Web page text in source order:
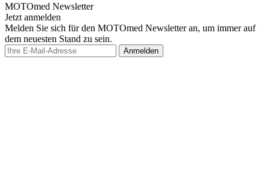
MOTOmed Newsletter
Jetzt anmelden
Melden Sie sich für den MOTOmed Newsletter an, um immer auf
dem neuesten Stand zu sein.
Anmelden